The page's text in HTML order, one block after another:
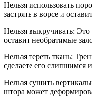
Нельзя использовать
застрять в ворсе и
Нельзя выкручивать:
оставит необратимые
Нельзя тереть ткань:
сделаете его слипшимся
Нельзя сушить
штора может